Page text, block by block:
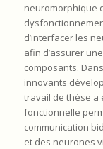
neuromorphique
d’interfacer les
afin d’assurer
composants.
innovants
travail de thèse a
fonctionnelle
communication
et des neurones